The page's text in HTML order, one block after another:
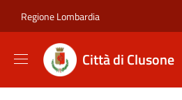
Regione Lombardia
Città di Clusone